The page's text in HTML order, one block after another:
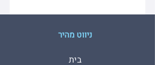
ניווט מהיר
בית